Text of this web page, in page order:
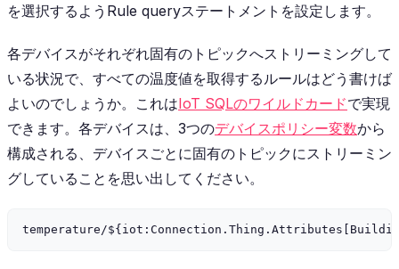
を選択するようRule queryステートメントを設定します。
各デバイスがそれぞれ固有のトピックへストリーミングして
いる状況で、すべての温度値を取得するルールはどう書けば
よいのでしょうか。これはIoT SQLのワイルドカードで実現
できます。各デバイスは、3つのデバイスポリシー変数から
構成される、デバイスごとに固有のトピックにストリーミン
グしていることを思い出してください。